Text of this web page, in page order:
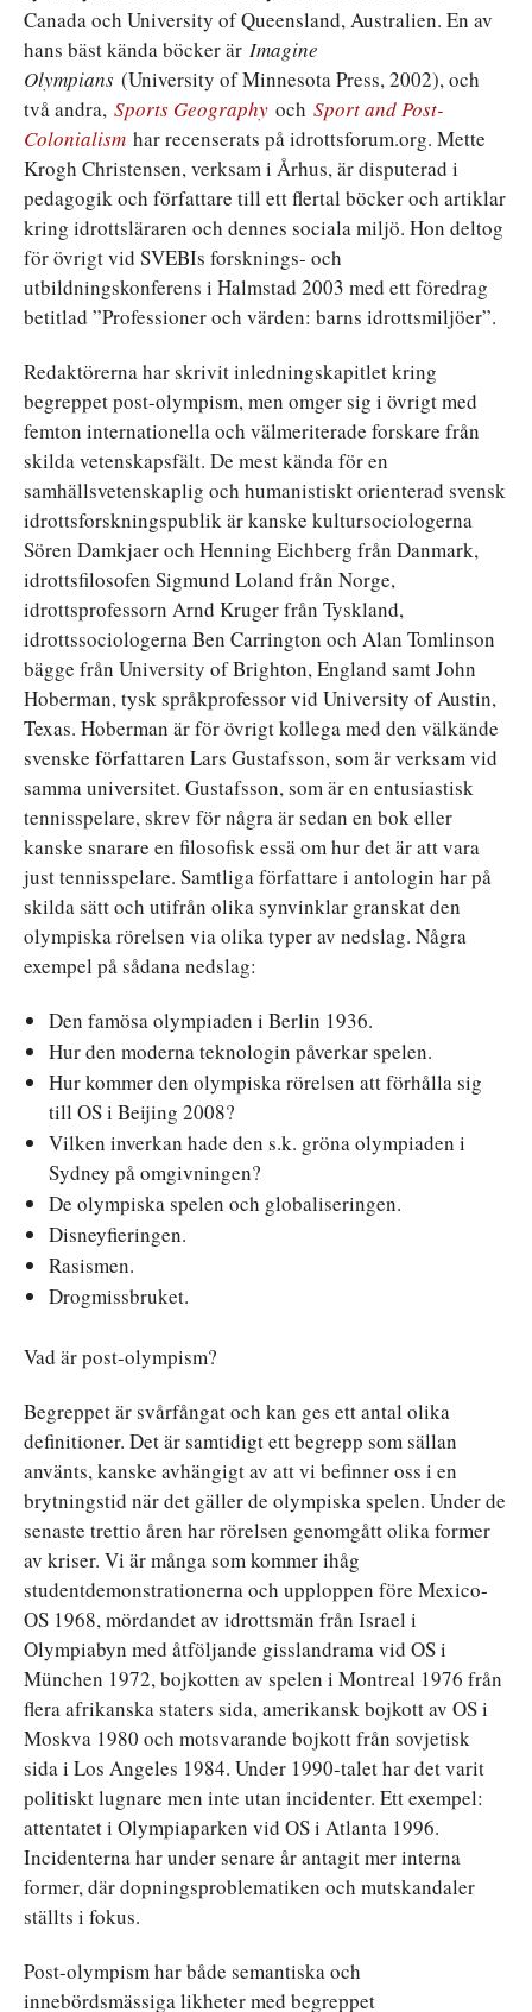
Canada och University of Queensland, Australien. En av
hans bäst kända böcker är Imagine
Olympians (University of Minnesota Press, 2002), och
två andra, Sports Geography och Sport and Post-
Colonialism har recenserats på idrottsforum.org. Mette
Krogh Christensen, verksam i Århus, är disputerad i
pedagogik och författare till ett flertal böcker och artiklar
kring idrottsläraren och dennes sociala miljö. Hon deltog
för övrigt vid SVEBIs forsknings- och
utbildningskonferens i Halmstad 2003 med ett föredrag
betitlad ”Professioner och värden: barns idrottsmiljöer”.
Redaktörerna har skrivit inledningskapitlet kring
begreppet post-olympism, men omger sig i övrigt med
femton internationella och välmeriterade forskare från
skilda vetenskapsfält. De mest kända för en
samhällsvetenskaplig och humanistiskt orienterad svensk
idrottsforskningspublik är kanske kultursociologerna
Sören Damkjaer och Henning Eichberg från Danmark,
idrottsfilosofen Sigmund Loland från Norge,
idrottsprofessorn Arnd Kruger från Tyskland,
idrottssociologerna Ben Carrington och Alan Tomlinson
bägge från University of Brighton, England samt John
Hoberman, tysk språkprofessor vid University of Austin,
Texas. Hoberman är för övrigt kollega med den välkände
svenske författaren Lars Gustafsson, som är verksam vid
samma universitet. Gustafsson, som är en entusiastisk
tennisspelare, skrev för några är sedan en bok eller
kanske snarare en filosofisk essä om hur det är att vara
just tennisspelare. Samtliga författare i antologin har på
skilda sätt och utifrån olika synvinklar granskat den
olympiska rörelsen via olika typer av nedslag. Några
exempel på sådana nedslag:
Den famösa olympiaden i Berlin 1936.
Hur den moderna teknologin påverkar spelen.
Hur kommer den olympiska rörelsen att förhålla sig
till OS i Beijing 2008?
Vilken inverkan hade den s.k. gröna olympiaden i
Sydney på omgivningen?
De olympiska spelen och globaliseringen.
Disneyfieringen.
Rasismen.
Drogmissbruket.
Vad är post-olympism?
Begreppet är svårfångat och kan ges ett antal olika
definitioner. Det är samtidigt ett begrepp som sällan
använts, kanske avhängigt av att vi befinner oss i en
brytningstid när det gäller de olympiska spelen. Under de
senaste trettio åren har rörelsen genomgått olika former
av kriser. Vi är många som kommer ihåg
studentdemonstrationerna och upploppen före Mexico-
OS 1968, mördandet av idrottsmän från Israel i
Olympiabyn med åtföljande gisslandrama vid OS i
München 1972, bojkotten av spelen i Montreal 1976 från
flera afrikanska staters sida, amerikansk bojkott av OS i
Moskva 1980 och motsvarande bojkott från sovjetisk
sida i Los Angeles 1984. Under 1990-talet har det varit
politiskt lugnare men inte utan incidenter. Ett exempel:
attentatet i Olympiaparken vid OS i Atlanta 1996.
Incidenterna har under senare år antagit mer interna
former, där dopningsproblematiken och mutskandaler
ställts i fokus.
Post-olympism har både semantiska och
innebördsmässiga likheter med begreppet